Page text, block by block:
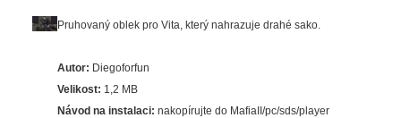
Pruhovaný oblek pro Vita, který nahrazuje drahé sako.
Autor: Diegoforfun
Velikost: 1,2 MB
Návod na instalaci: nakopírujte do MafiaII/pc/sds/player